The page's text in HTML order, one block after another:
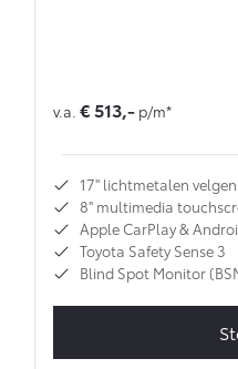
v.a. € 513,- p/m*
17'' lichtmetalen velgen
8'' multimedia
Apple CarPlay &
Toyota Safety Sense 3
Blind Spot Monitor